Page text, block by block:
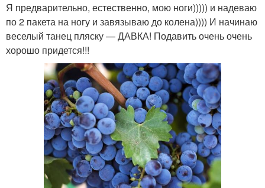
Я предварительно, естественно, мою ноги))))) и надеваю
по 2 пакета на ногу и завязываю до колена)))) И начинаю
веселый танец пляску — ДАВКА! Подавить очень очень
хорошо придется!!!